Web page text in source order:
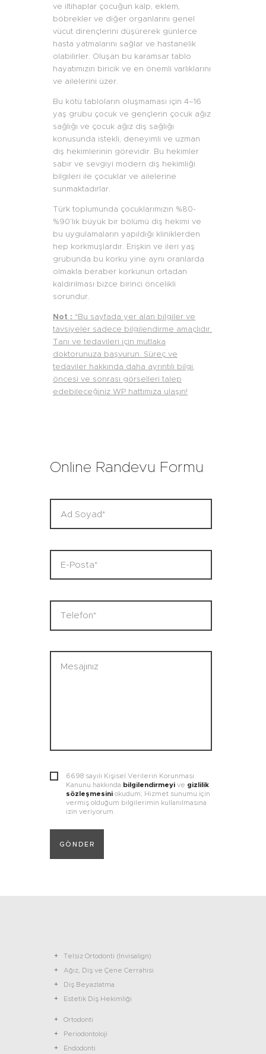
ve iltihaplar çocuğun kalp, eklem,
böbrekler ve diğer organlarını genel
vücut dirençlerini düşürerek günlerce
hasta yatmalarını sağlar ve hastanelik
olabilirler. Oluşan bu karamsar tablo
hayatımızın biricik ve en önemli varlıklarını
ve ailelerini üzer.
Bu kötü tabloların oluşmaması için 4–16
yaş grubu çocuk ve gençlerin çocuk ağız
sağlığı ve çocuk ağız diş sağlığı
konusunda istekli, deneyimli ve uzman
diş hekimlerinin görevidir. Bu hekimler
sabır ve sevgiyi modern diş hekimliği
bilgileri ile çocuklar ve ailelerine
sunmaktadırlar.
Türk toplumunda çocuklarımızın %80-
%90’lık büyük bir bölümü diş hekimi ve
bu uygulamaların yapıldığı kliniklerden
hep korkmuşlardır. Erişkin ve ileri yaş
grubunda bu korku yine aynı oranlarda
olmakla beraber korkunun ortadan
kaldırılması bizce birinci öncelikli
sorundur.
Not : *Bu sayfada yer alan bilgiler ve
tavsiyeler sadece bilgilendirme amaçlıdır.
Tanı ve tedavileri için mutlaka
doktorunuza başvurun. Süreç ve
tedaviler hakkında daha ayrıntılı bilgi,
öncesi ve sonrası görselleri talep
edebileceğiniz WP hattımıza ulaşın!
Online Randevu Formu
6698 sayılı Kişisel Verilerin Korunması
Kanunu hakkında bilgilendirmeyi ve gizlilik
sözleşmesini okudum; Hizmet sunumu için
vermiş olduğum bilgilerimin kullanılmasına
izin veriyorum.
GÖNDER
Telsiz Ortodonti (Invisalign)
Ağız, Diş ve Çene Cerrahisi
Diş Beyazlatma
Estetik Diş Hekimliği
Ortodonti
Periodontoloji
Endodonti